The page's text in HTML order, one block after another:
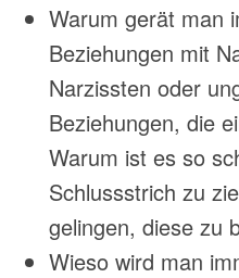
Warum gerät man
Beziehungen mit
Narzissten oder
Beziehungen, die
Warum ist es so
Schlussstrich zu
gelingen, diese zu
Wieso wird man